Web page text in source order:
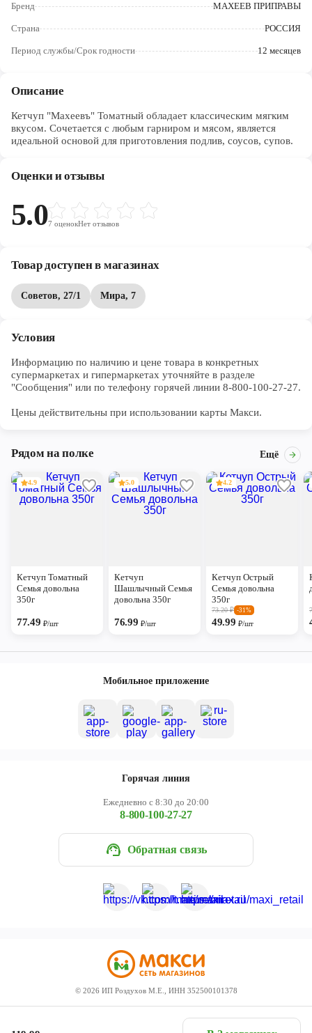
Бренд МАХЕЕВ ПРИПРАВЫ
Страна РОССИЯ
Период службы/Срок годности 12 месяцев
Описание
Кетчуп "Махеевъ" Томатный обладает классическим мягким
вкусом. Сочетается с любым гарниром и мясом, является
идеальной основой для приготовления подлив, соусов, супов.
Оценки и отзывы
5.07 оценокНет отзывов
Товар доступен в магазинах
Советов, 27/1 Мира, 7
Условия
Информацию по наличию и цене товара в конкретных
супермаркетах и гипермаркетах уточняйте в разделе
"Сообщения" или по телефону горячей линии 8-800-100-27-27.
Цены действительны при использовании карты Макси.
Рядом на полке Ещё
4.9
Кетчуп Томатный
Семья довольна
350г
77.49₽/шт
5.0
Кетчуп
Шашлычный Семья
довольна 350г
76.99₽/шт
4.2
Кетчуп Острый
Семья довольна
350г
73.20₽ -31%
49.99₽/шт
Мобильное приложение
Горячая линия
Ежедневно с 8:30 до 20:00
8-800-100-27-27
Обратная связь
© 2026 ИП Роздухов М.Е., ИНН 352500101378